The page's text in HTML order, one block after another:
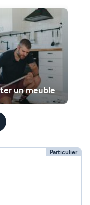
un meuble
Particulier